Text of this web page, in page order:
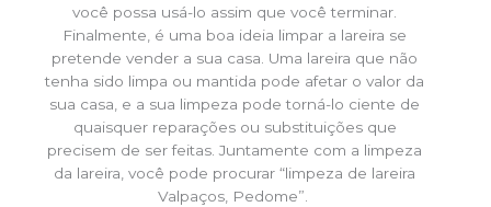
você possa usá-lo assim que você terminar.
Finalmente, é uma boa ideia limpar a lareira se
pretende vender a sua casa. Uma lareira que não
tenha sido limpa ou mantida pode afetar o valor da
sua casa, e a sua limpeza pode torná-lo ciente de
quaisquer reparações ou substituições que
precisem de ser feitas. Juntamente com a limpeza
da lareira, você pode procurar “limpeza de lareira
Valpaços, Pedome”.